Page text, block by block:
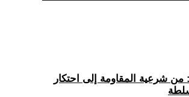
من شرعية المقاومة إلى احتكار